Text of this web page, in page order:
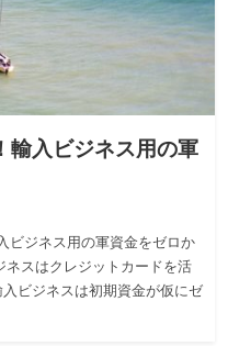
輸入ビジネス用の軍
ビジネス用の軍資金をゼロか
スはクレジットカードを活
ビジネスは初期資金が仮にゼ